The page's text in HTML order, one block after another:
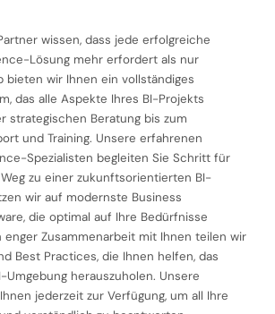
wissen, dass jede erfolgreiche
Lösung mehr erfordert als nur
bieten wir Ihnen ein vollständiges
das alle Aspekte Ihres BI-Projekts
strategischen Beratung bis zum
und Training. Unsere erfahrenen
Spezialisten begleiten Sie Schritt für
zu einer zukunftsorientierten BI-
wir auf modernste Business
die optimal auf Ihre Bedürfnisse
enger Zusammenarbeit mit Ihnen teilen wir
Best Practices, die Ihnen helfen, das
Umgebung herauszuholen. Unsere
jederzeit zur Verfügung, um all Ihre